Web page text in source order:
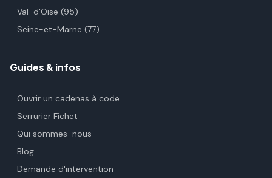
Val-d'Oise (95)
Seine-et-Marne (77)
Guides & infos
Ouvrir un cadenas à code
Serrurier Fichet
Qui sommes-nous
Blog
Demande d'intervention